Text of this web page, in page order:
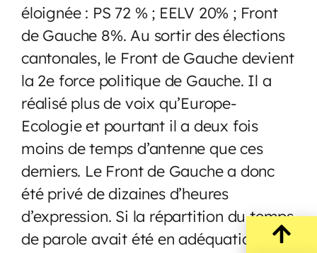
éloignée : PS 72 % ; EELV 20% ; Front
de Gauche 8%. Au sortir des élections
cantonales, le Front de Gauche devient
la 2e force politique de Gauche. Il a
réalisé plus de voix qu’Europe-
Ecologie et pourtant il a deux fois
moins de temps d’antenne que ces
derniers. Le Front de Gauche a donc
été privé de dizaines d’heures
d’expression. Si la répartition du temps
de parole avait été en adéquation